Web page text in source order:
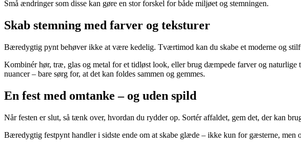
Små ændringer som disse kan gøre en stor forskel for både miljøet og stemningen.
Skab stemning med farver og teksturer
Bæredygtig pynt behøver ikke at være kedelig. Tværtimod kan du skabe et moderne og
Kombinér hør, træ, glas og metal for et tidløst look, eller brug dæmpede farver og
nuancer – bare sørg for, at det kan foldes sammen og gemmes.
En fest med omtanke – og uden spild
Når festen er slut, så tænk over, hvordan du rydder op. Sortér affaldet, gem det, der kan
Bæredygtig festpynt handler i sidste ende om at skabe glæde – ikke kun for gæsterne,